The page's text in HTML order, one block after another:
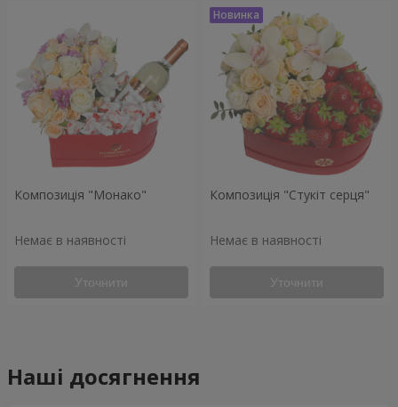
Композиція "Монако"
Немає в наявності
Уточнити
Композиція "Стукіт серця"
Немає в наявності
Уточнити
Наші досягнення